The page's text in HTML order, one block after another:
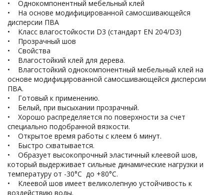
• Однокомпонентный мебельный клей
• На основе модифицированной самосшивающейся
дисперсии ПВА
• Класс влагостойкости D3 (стандарт EN 204/D3)
• Прозрачный шов
• Свойства
• Влагостойкий клей для дерева.
• Влагостойкий однокомпонентный мебельный клей на
основе модифицированной самосшивающейся дисперсии
ПВА.
• Готовый к применению.
• Белый, при высыхании прозрачный.
• Хорошо распределяется по поверхности за счет
специально подобранной вязкости.
• Открытое время работы с клеем 6 минут.
• Быстро схватывается.
• Образует высокопрочный эластичный клеевой шов,
который выдерживает сильные динамические нагрузки и
температуру от -30°C до +80°C.
• Клеевой шов имеет великолепную устойчивость к
воздействию воды.